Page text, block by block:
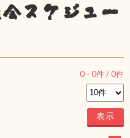
スケジュー
0 - 0件 /0件